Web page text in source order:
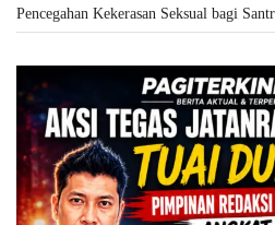
Pencegahan Kekerasan Seksual bagi